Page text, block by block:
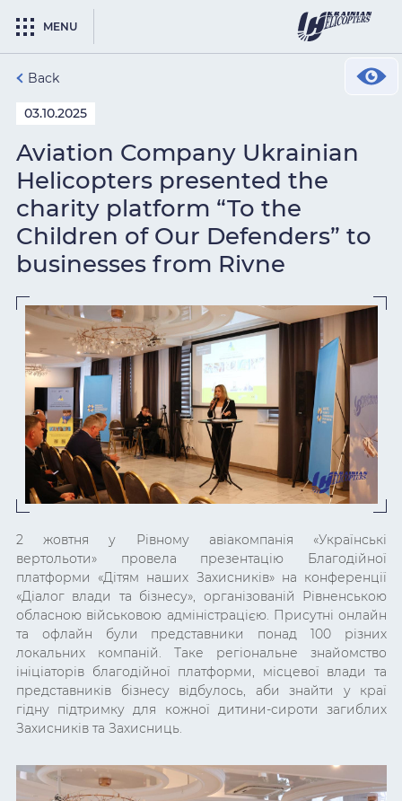
MENU
Back
03.10.2025
Aviation Company Ukrainian
Helicopters presented the
charity platform “To the
Children of Our Defenders” to
businesses from Rivne
2 жовтня у Рівному авіакомпанія «Українські
вертольоти» провела презентацію Благодійної
платформи «Дітям наших Захисників» на конференції
«Діалог влади та бізнесу», організованій Рівненською
обласною військовою адміністрацією. Присутні онлайн
та офлайн були представники понад 100 різних
локальних компаній. Таке регіональне знайомство
ініціаторів благодійної платформи, місцевої влади та
представників бізнесу відбулось, аби знайти у краї
гідну підтримку для кожної дитини-сироти загиблих
Захисників та Захисниць.